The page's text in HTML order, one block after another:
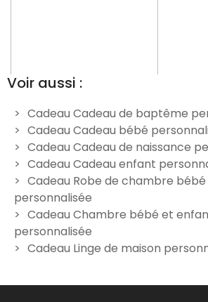
Peignoir bébé blanc à
personnaliser - Modèle
Panda
29,90 €
Peignoir
bleu
Voir aussi :
Cadeau Cadeau de baptême
Cadeau Cadeau bébé
Cadeau Cadeau de naissance
Cadeau Cadeau enfant
Cadeau Robe de chambre
personnalisée
Cadeau Chambre bébé et
personnalisée
Cadeau Linge de maison